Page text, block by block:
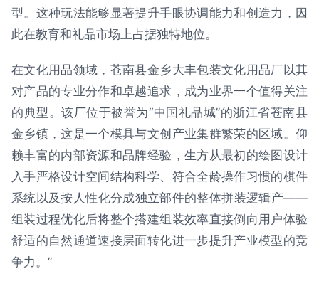
型。这种玩法能够显著提升手眼协调能力和创造力，因
此在教育和礼品市场上占据独特地位。
在文化用品领域，苍南县金乡大丰包装文化用品厂以其
对产品的专业分作和卓越追求，成为业界一个值得关注
的典型。该厂位于被誉为“中国礼品城”的浙江省苍南县
金乡镇，这是一个模具与文创产业集群繁荣的区域。仰
赖丰富的内部资源和品牌经验，生方从最初的绘图设计
入手严格设计空间结构科学、符合全龄操作习惯的棋件
系统以及按人性化分成独立部件的整体拼装逻辑产——
组装过程优化后将整个搭建组装效率直接倒向用户体验
舒适的自然通道速接层面转化进一步提升产业模型的竞
争力。”